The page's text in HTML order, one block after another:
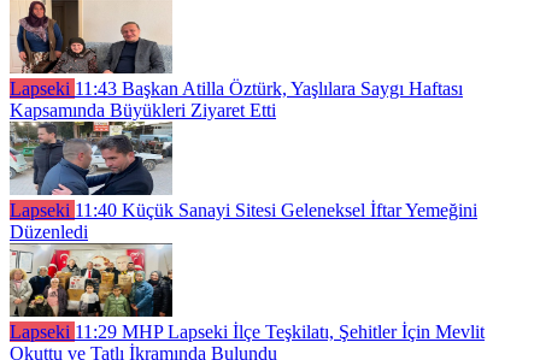
Lapseki 11:43 Başkan Atilla Öztürk, Yaşlılara Saygı Haftası
Kapsamında Büyükleri Ziyaret Etti
Lapseki 11:40 Küçük Sanayi Sitesi Geleneksel İftar Yemeğini
Düzenledi
Lapseki 11:29 MHP Lapseki İlçe Teşkilatı, Şehitler İçin Mevlit
Okuttu ve Tatlı İkramında Bulundu